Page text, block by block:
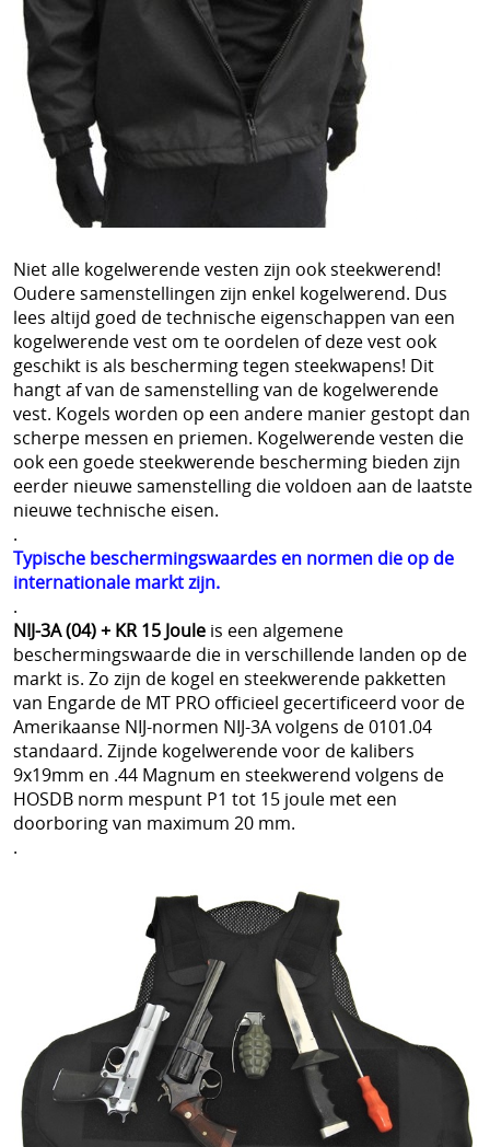
Slovaaks - Slovenský
Tsjechisch - český
Sloveens - Slovenski
Kroatisch - Hrvatski
Iers - Gaeilge
Maltees - Malti
українська мова / Oekraiënse taal
Support Shop
+++
Engarde® Leopard™ marineblauw NIJ-3A MT-PRO
kogelvrij vest
Professioneel steekwerend vest bewakingsagenten
Discrete steekvest dagelijks gebruik
Bescherming tegen kogels van geweren
Niet alle kogelwerende vesten zijn ook steekwerend!
Oudere samenstellingen zijn enkel kogelwerend. Dus
lees altijd goed de technische eigenschappen van een
kogelwerende vest om te oordelen of deze vest ook
geschikt is als bescherming tegen steekwapens! Dit
hangt af van de samenstelling van de kogelwerende
vest. Kogels worden op een andere manier gestopt dan
scherpe messen en priemen. Kogelwerende vesten die
ook een goede steekwerende bescherming bieden zijn
eerder nieuwe samenstelling die voldoen aan de laatste
nieuwe technische eisen.
.
Typische beschermingswaardes en normen die op de
internationale markt zijn.
.
NIJ-3A (04) + KR 15 Joule is een algemene
beschermingswaarde die in verschillende landen op de
markt is. Zo zijn de kogel en steekwerende pakketten
van Engarde de MT PRO officieel gecertificeerd voor de
Amerikaanse NIJ-normen NIJ-3A volgens de 0101.04
standaard. Zijnde kogelwerende voor de kalibers
9x19mm en .44 Magnum en steekwerend volgens de
HOSDB norm mespunt P1 tot 15 joule met een
doorboring van maximum 20 mm.
.